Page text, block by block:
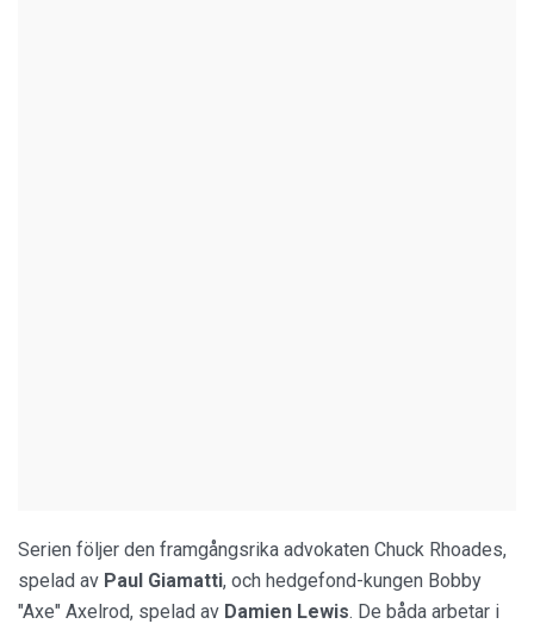
Serien följer den framgångsrika advokaten Chuck Rhoades,
spelad av Paul Giamatti, och hedgefond-kungen Bobby
"Axe" Axelrod, spelad av Damien Lewis. De båda arbetar i